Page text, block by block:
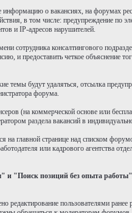
информацию о вакансиях, на форумах
в том числе: предупреждение по
и IP-адресов нарушителей.
сотрудника консалтингового
и предоставить четкое объяснение
будут удаляться, отсылка
форума.
(на коммерческой основе или
раздела вакансий в
на главной странице над списком
или кадрового агентства
"Поиск позиций без опыта
редактирование пользователями